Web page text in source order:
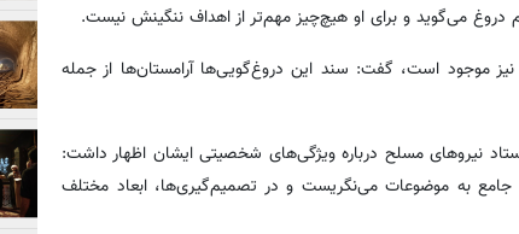
دروغ می‌گوید و برای او هیچ‌چیز مهم‌تر از اهداف ننگینش نیست.
موجود است، گفت: سند این دروغ‌گویی‌ها آرامستان‌ها از جمله
نیروهای مسلح درباره ویژگی‌های شخصیتی ایشان اظهار داشت:
جامع به موضوعات می‌نگریست و در تصمیم‌گیری‌ها، ابعاد مختلف